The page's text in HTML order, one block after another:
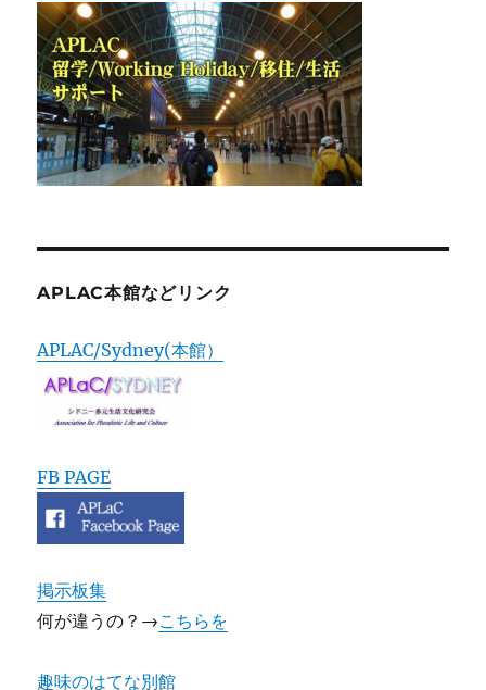
APLAC本館などリンク
APLAC/Sydney(本館）
FB PAGE
掲示板集
何が違うの？→こちらを
趣味のはてな別館